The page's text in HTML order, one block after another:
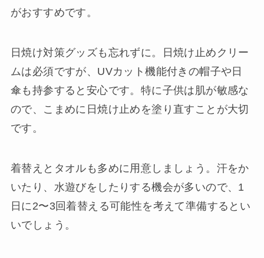
がおすすめです。
日焼け対策グッズも忘れずに。日焼け止めクリー
ムは必須ですが、UVカット機能付きの帽子や日
傘も持参すると安心です。特に子供は肌が敏感な
ので、こまめに日焼け止めを塗り直すことが大切
です。
着替えとタオルも多めに用意しましょう。汗をか
いたり、水遊びをしたりする機会が多いので、1
日に2〜3回着替える可能性を考えて準備するとい
いでしょう。